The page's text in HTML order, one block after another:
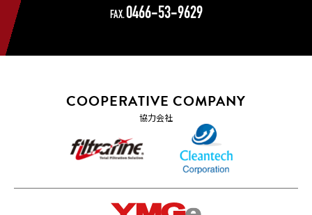
FAX.0466-53-9629
COOPERATIVE COMPANY
協力会社